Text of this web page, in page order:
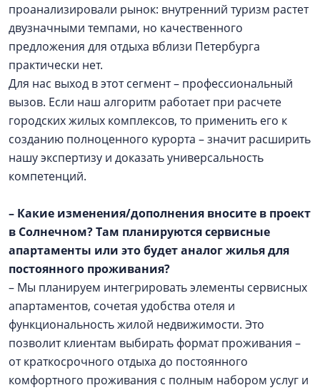
проанализировали рынок: внутренний туризм растет
двузначными темпами, но качественного
предложения для отдыха вблизи Петербурга
практически нет.
Для нас выход в этот сегмент – профессиональный
вызов. Если наш алгоритм работает при расчете
городских жилых комплексов, то применить его к
созданию полноценного курорта – значит расширить
нашу экспертизу и доказать универсальность
компетенций.
– Какие изменения/дополнения вносите в проект
в Солнечном? Там планируются сервисные
апартаменты или это будет аналог жилья для
постоянного проживания?
– Мы планируем интегрировать элементы сервисных
апартаментов, сочетая удобства отеля и
функциональность жилой недвижимости. Это
позволит клиентам выбирать формат проживания –
от краткосрочного отдыха до постоянного
комфортного проживания с полным набором услуг и